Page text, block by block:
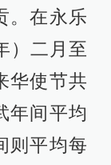
。在永乐
）二月至
华使节共
年间平均
则平均每